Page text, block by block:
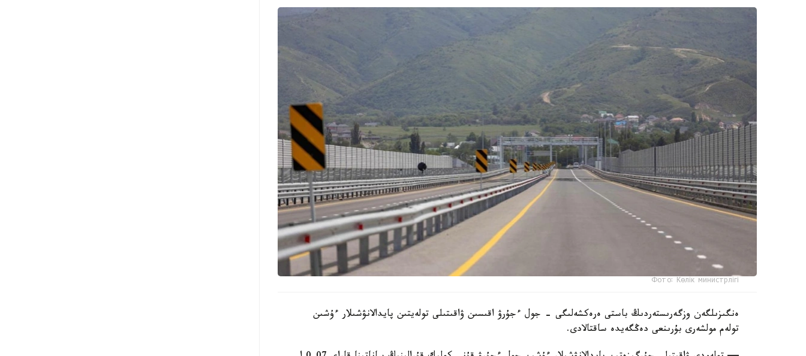
Фото: Көлік министрлігі
ەنگىزىلگەن وزگەرىستەردىڭ باستى ەرەكشەلىگى - جول ءجۇرۋ اقىسىن ۋاقىتىلى تولەيتىن پايدالانۋشىلار ءۇشىن
تولەم مولشەرى بۇرىنعى دەڭگەيدە ساقتالادى.